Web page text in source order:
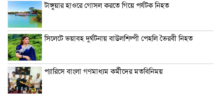
টাঙ্গুয়ার হাওরে গোসল করতে গিয়ে পর্যটক নিহত
সিলেটে ভয়াবহ দুর্ঘটনায় বাউলশিল্পী পেহলি ভৈরবী নিহত
প্যারিসে বাংলা গণমাধ্যম কর্মীদের মতবিনিময়